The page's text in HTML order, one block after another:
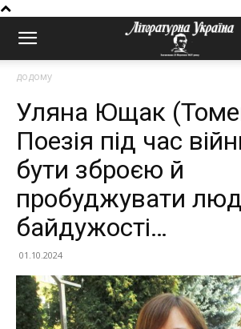
додому
Уляна Ющак
Поезія під час
бути зброєю й
пробуджувати
байдужості…
01.10.2024